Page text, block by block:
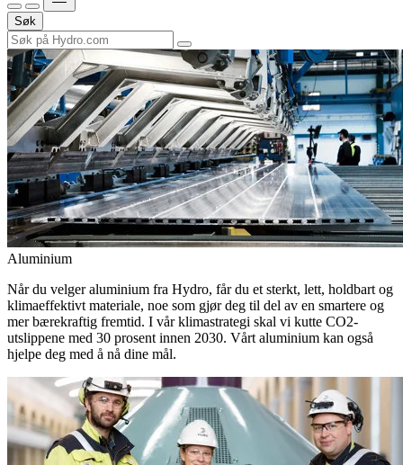
Søk
Aluminium
Når du velger aluminium fra Hydro, får du et sterkt, lett, holdbart og
klimaeffektivt materiale, noe som gjør deg til del av en smartere og
mer bærekraftig fremtid. I vår klimastrategi skal vi kutte CO2-
utslippene med 30 prosent innen 2030. Vårt aluminium kan også
hjelpe deg med å nå dine mål.